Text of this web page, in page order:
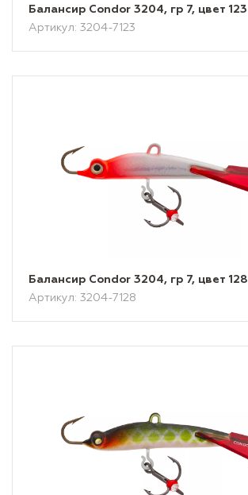
Балансир Condor 3204, гр 7, цвет 123
Артикул: 3204-7123
Балансир Condor 3204, гр 7, цвет 128
Артикул: 3204-7128